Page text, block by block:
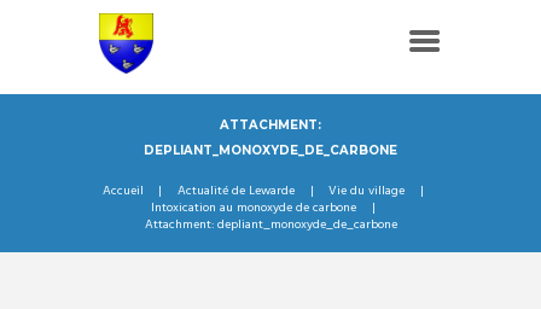
ATTACHMENT:
DEPLIANT_MONOXYDE_DE_CARBONE
Accueil Actualité de Lewarde
Vie du village
Intoxication au monoxyde de carbone
Attachment: depliant_monoxyde_de_carbone